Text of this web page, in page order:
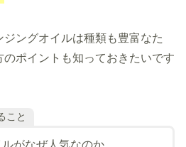
ングオイルは種類も豊富なた
ポイントも知っておきたいです
こと
がなぜ人気なのか